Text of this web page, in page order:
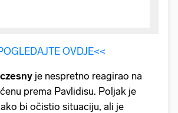
OVDJE<<
je nespretno reagirao na
prema Pavlidisu. Poljak je
bi očistio situaciju, ali je